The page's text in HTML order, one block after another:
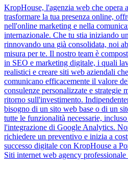
KropHouse, l'agenzia web che opera
trasformare la tua presenza online,
nell'online marketing e nella
internazionale. Che tu stia iniziando
rinnovando una già consolidata, noi
misura per te. Il nostro team è
in SEO e marketing digitale, i quali
realistici e creare siti web aziendali
comunicano efficacemente il valore
consulenze personalizzate e strategie
ritorno sull'investimento.
bisogno di un sito web base o di un
tutte le funzionalità necessarie,
l'integrazione di Google Analytics.
richiedere un preventivo e inizia a
successo digitale con KropHouse a
Siti internet web agency